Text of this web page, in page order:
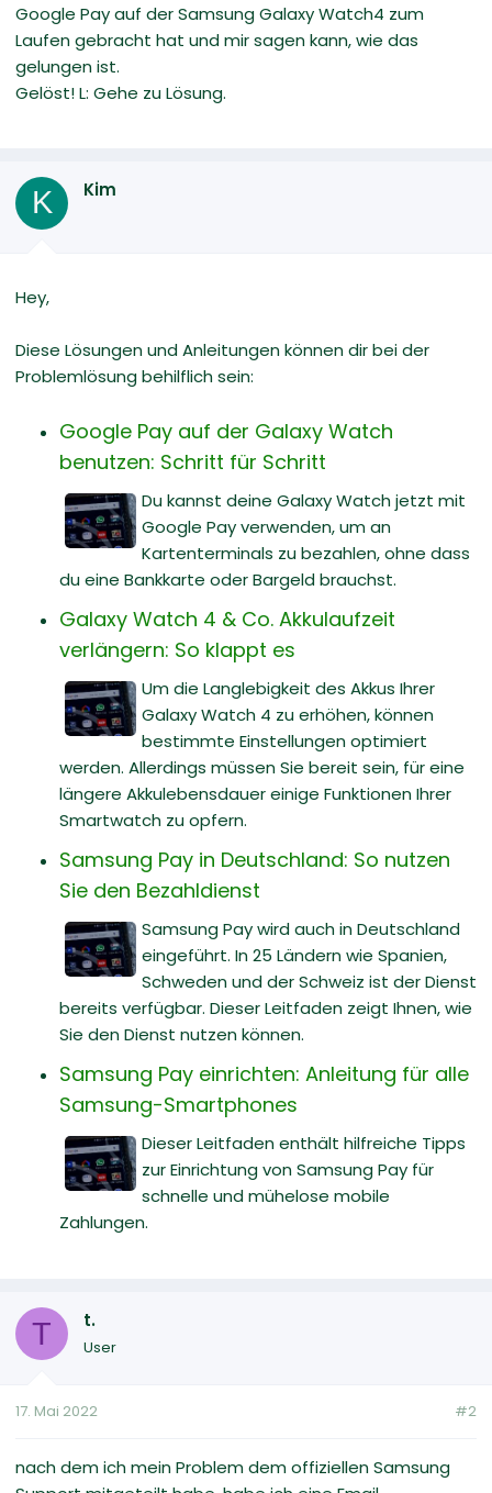
Google Pay auf der Samsung Galaxy Watch4 zum
Laufen gebracht hat und mir sagen kann, wie das
gelungen ist.
Gelöst! L: Gehe zu Lösung.
K Kim
Hey,
Diese Lösungen und Anleitungen können dir bei der
Problemlösung behilflich sein:
Google Pay auf der Galaxy Watch
benutzen: Schritt für Schritt
Du kannst deine Galaxy Watch jetzt mit
Google Pay verwenden, um an
Kartenterminals zu bezahlen, ohne dass
du eine Bankkarte oder Bargeld brauchst.
Galaxy Watch 4 & Co. Akkulaufzeit
verlängern: So klappt es
Um die Langlebigkeit des Akkus Ihrer
Galaxy Watch 4 zu erhöhen, können
bestimmte Einstellungen optimiert
werden. Allerdings müssen Sie bereit sein, für eine
längere Akkulebensdauer einige Funktionen Ihrer
Smartwatch zu opfern.
Samsung Pay in Deutschland: So nutzen
Sie den Bezahldienst
Samsung Pay wird auch in Deutschland
eingeführt. In 25 Ländern wie Spanien,
Schweden und der Schweiz ist der Dienst
bereits verfügbar. Dieser Leitfaden zeigt Ihnen, wie
Sie den Dienst nutzen können.
Samsung Pay einrichten: Anleitung für alle
Samsung-Smartphones
Dieser Leitfaden enthält hilfreiche Tipps
zur Einrichtung von Samsung Pay für
schnelle und mühelose mobile
Zahlungen.
T t.
User
17. Mai 2022 #2
nach dem ich mein Problem dem offiziellen Samsung